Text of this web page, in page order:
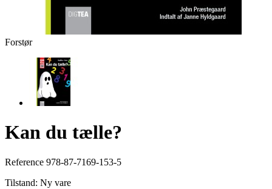
Forstør
Kan du tælle?
Reference 978-87-7169-153-5
Tilstand: Ny vare